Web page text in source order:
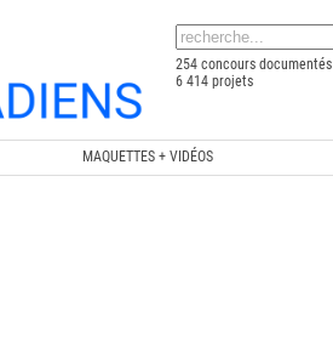
254 concours documentés
6 414 projets
MAQUETTES + VIDÉOS